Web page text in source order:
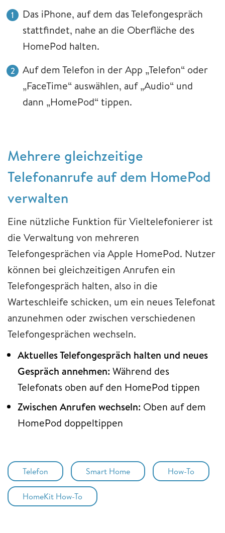
Das iPhone, auf dem das Telefongespräch
stattfindet, nahe an die Oberfläche des
HomePod halten.
Auf dem Telefon in der App „Telefon“ oder
„FaceTime“ auswählen, auf „Audio“ und
dann „HomePod“ tippen.
Mehrere gleichzeitige
Telefonanrufe auf dem HomePod
verwalten
Eine nützliche Funktion für Vieltelefonierer ist
die Verwaltung von mehreren
Telefongesprächen via Apple HomePod. Nutzer
können bei gleichzeitigen Anrufen ein
Telefongespräch halten, also in die
Warteschleife schicken, um ein neues Telefonat
anzunehmen oder zwischen verschiedenen
Telefongesprächen wechseln.
Aktuelles Telefongespräch halten und neues
Gespräch annehmen: Während des
Telefonats oben auf den HomePod tippen
Zwischen Anrufen wechseln: Oben auf dem
HomePod doppeltippen
Telefon Smart Home How-To
HomeKit How-To